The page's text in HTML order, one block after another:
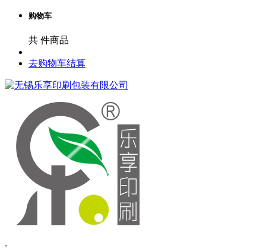
购物车
共 件商品
去购物车结算
.